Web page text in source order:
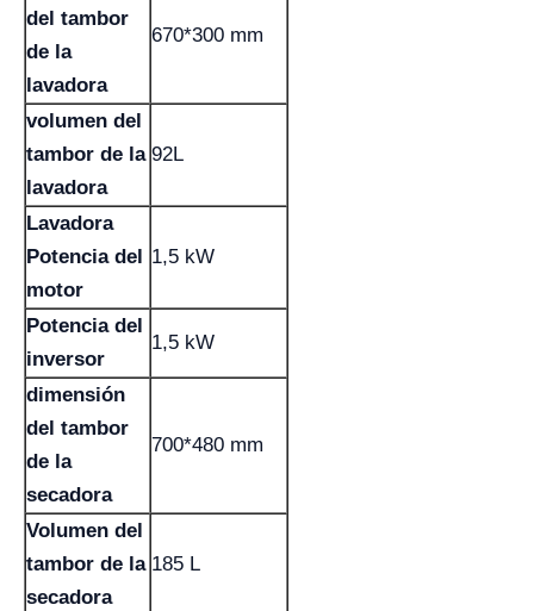
del tambor
de la
lavadora
670*300 mm
volumen del
tambor de la
lavadora
92L
Lavadora
Potencia del
motor
1,5 kW
Potencia del
inversor
1,5 kW
dimensión
del tambor
de la
secadora
700*480 mm
Volumen del
tambor de la
secadora
185 L